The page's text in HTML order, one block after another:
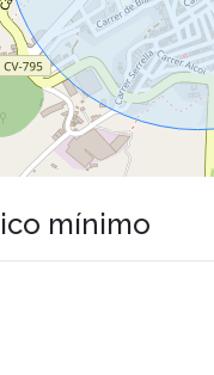
mínimo